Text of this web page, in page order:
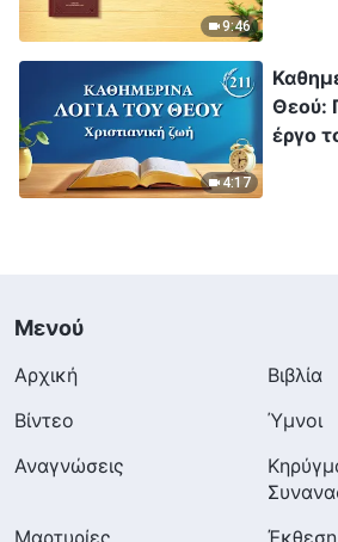
9:46
4:17
Θεού:
έργο
Μενού
Αρχική
Βιβλία
Βίντεο
Ύμνοι
Αναγνώσεις
Μαρτυρίες